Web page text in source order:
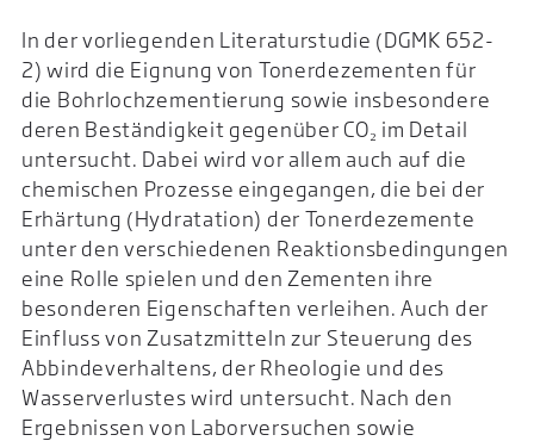
In der vorliegenden Literaturstudie (DGMK 652-
2) wird die Eignung von Tonerdezementen für
die Bohrlochzementierung sowie insbesondere
deren Beständigkeit gegenüber CO₂ im Detail
untersucht. Dabei wird vor allem auch auf die
chemischen Prozesse eingegangen, die bei der
Erhärtung (Hydratation) der Tonerdezemente
unter den verschiedenen Reaktionsbedingungen
eine Rolle spielen und den Zementen ihre
besonderen Eigenschaften verleihen. Auch der
Einfluss von Zusatzmitteln zur Steuerung des
Abbindeverhaltens, der Rheologie und des
Wasserverlustes wird untersucht. Nach den
Ergebnissen von Laborversuchen sowie